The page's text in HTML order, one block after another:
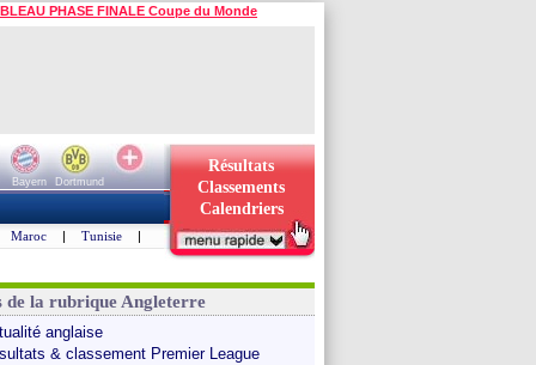
PHASE FINALE Coupe du Monde
Bayern
Dortmund
Résultats
Classements
Calendriers
Maroc | Tunisie |
de la rubrique Angleterre
anglaise
& classement Premier League